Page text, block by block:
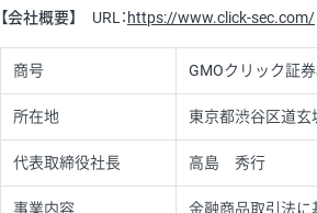
【会社概要】 URL： https://www.click-sec.com/
商号 GMOクリック証
所在地 東京都渋谷区道玄
代表取締役社長 高島 秀行
事業内容 金融商品取引法に